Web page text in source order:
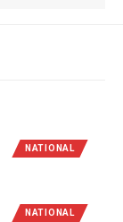
NATIONAL
NATIONAL